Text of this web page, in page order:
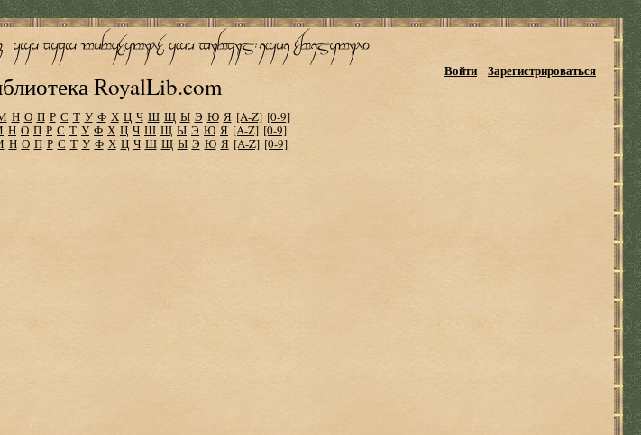
RoyalLib.com
Войти Зарегистрироваться
Н О П Р С Т У Ф Х Ц Ч Ш Щ Ы Э Ю Я [A-Z] [0-9]
Н О П Р С Т У Ф Х Ц Ч Ш Щ Ы Э Ю Я [A-Z] [0-9]
Н О П Р С Т У Ф Х Ц Ч Ш Щ Ы Э Ю Я [A-Z] [0-9]